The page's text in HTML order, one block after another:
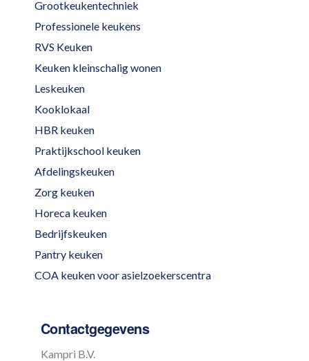
Grootkeukentechniek
Professionele keukens
RVS Keuken
Keuken kleinschalig wonen
Leskeuken
Kooklokaal
HBR keuken
Praktijkschool keuken
Afdelingskeuken
Zorg keuken
Horeca keuken
Bedrijfskeuken
Pantry keuken
COA keuken voor asielzoekerscentra
Contactgegevens
Kampri B.V.